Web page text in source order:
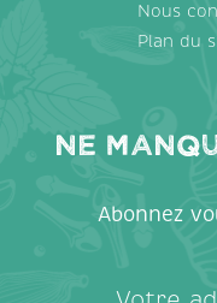
Nous
Plan du
Ne
Abonnez